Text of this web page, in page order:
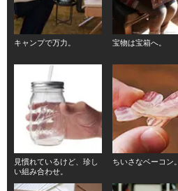
キャンプで万力。 宝物は宝箱へ。
見慣れているけど、珍し
い組み合わせ。
ちいさなベーコン。